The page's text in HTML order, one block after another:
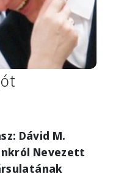
Dávid M.
Nevezett